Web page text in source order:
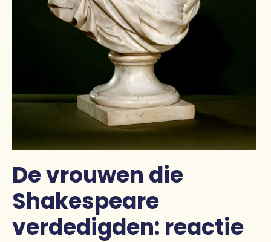
De vrouwen die
Shakespeare
verdedigden: reactie